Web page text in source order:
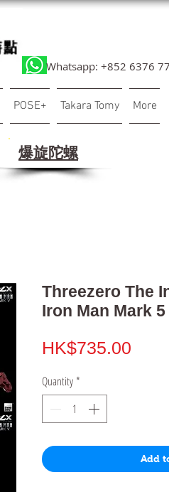
Whatsapp: +852 6376
POSE+ Takara Tomy More
​爆旋陀螺
Threezero The
Iron Man Mark
HK$735.00
Quantity *
Add